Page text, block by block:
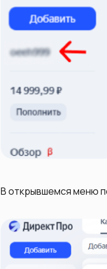
В открывшемся меню